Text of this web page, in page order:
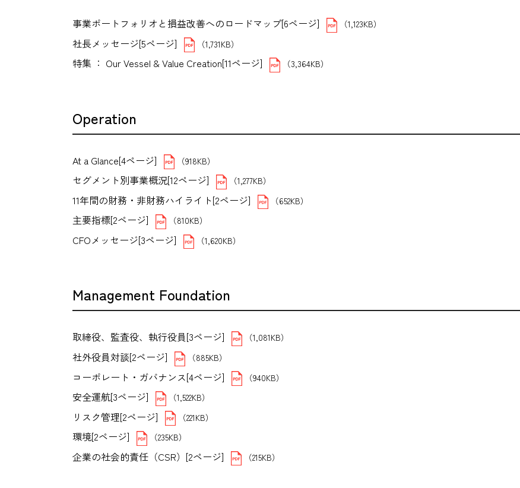
事業ポートフォリオと損益改善へのロードマップ[6ページ] （1,123KB）
社長メッセージ[5ページ] （1,731KB）
特集 ： Our Vessel & Value Creation[11ページ] （3,364KB）
Operation
At a Glance[4ページ] （918KB）
セグメント別事業概況[12ページ] （1,277KB）
11年間の財務・非財務ハイライト[2ページ] （652KB）
主要指標[2ページ] （810KB）
CFOメッセージ[3ページ] （1,620KB）
Management Foundation
取締役、監査役、執行役員[3ページ] （1,081KB）
社外役員対談[2ページ] （885KB）
コーポレート・ガバナンス[4ページ] （940KB）
安全運航[3ページ] （1,522KB）
リスク管理[2ページ] （221KB）
環境[2ページ] （235KB）
企業の社会的責任（CSR）[2ページ] （215KB）